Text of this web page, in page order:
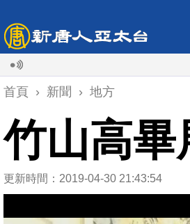
首頁 › 新聞 › 地方
竹山高畢
更新時間：2019-04-30 21:43:54